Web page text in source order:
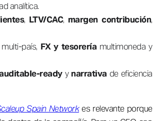
analítica.
, LTV/CAC, margen contribución,
país, FX y tesorería multimoneda y
readyy narrativa de eficiencia
Spain Networkes relevante porque